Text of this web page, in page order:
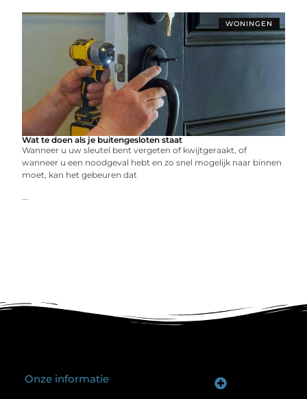
WONINGEN
Wat te doen als je buitengesloten staat
Wanneer u uw sleutel bent vergeten of kwijtgeraakt, of
wanneer u een noodgeval hebt en zo snel mogelijk naar binnen
moet, kan het gebeuren dat
...
Onze informatie